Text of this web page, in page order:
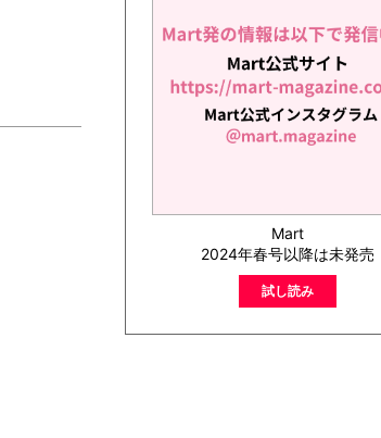
Mart
2024年春号以降は未発売
試し読み